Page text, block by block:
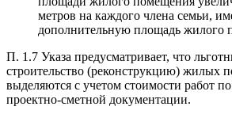
метров на каждого члена семьи,
дополнительную площадь жилого
П. 1.7 Указа предусматривает, что
строительство (реконструкцию) жилых
выделяются с учетом стоимости работ
проектно-сметной документации.